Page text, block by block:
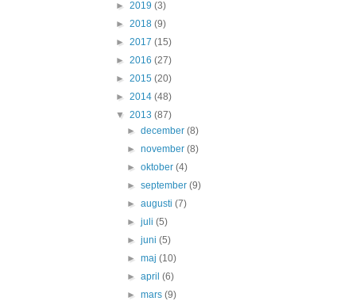
► 2019 (3)
► 2018 (9)
► 2017 (15)
► 2016 (27)
► 2015 (20)
► 2014 (48)
▼ 2013 (87)
►december(8)
►november(8)
►oktober(4)
►september(9)
►augusti(7)
►juli(5)
►juni(5)
►maj(10)
►april(6)
►mars(9)